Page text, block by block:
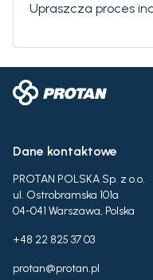
Upraszcza proces
Dane kontaktowe
PROTAN POLSKA Sp. z o.o.
ul. Ostrobramska 101a
04-041 Warszawa, Polska
+48 22 825 37 03
protan@protan.pl